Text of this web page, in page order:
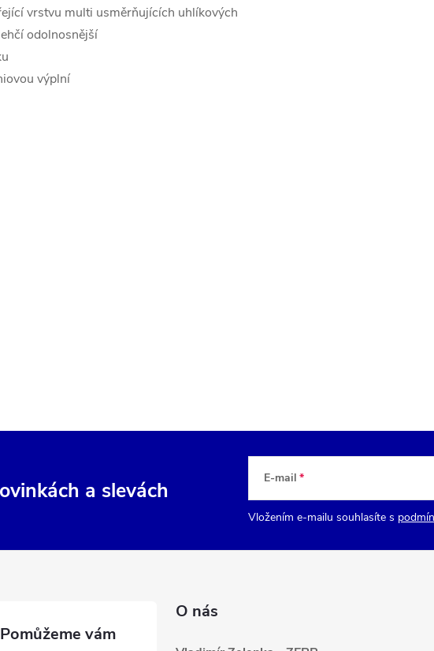
vrstvu multi usměrňujících uhlíkových
odolnosnější
výplní
a slevách E-mail
Vložením e-mailu souhlasíte s
O nás